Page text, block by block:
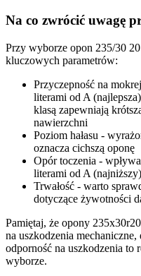
Na co zwrócić uwagę
Przy wyborze opon 235/30
kluczowych parametrów:
Przyczepność na
literami od A
klasą zapewniają
nawierzchni
Poziom hałasu -
oznacza cichszą oponę
Opór toczenia -
literami od A
Trwałość - warto
dotyczące żywotności
Pamiętaj, że opony
na uszkodzenia
odporność na uszkodzenia
wyborze.